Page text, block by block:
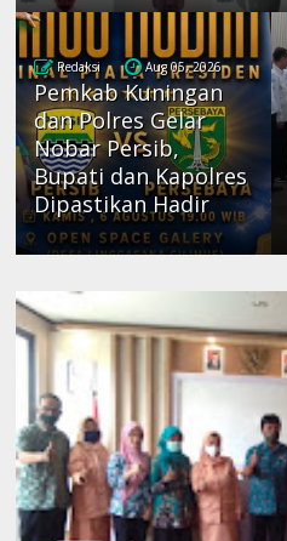
Redaksi Aug 05, 2026
Pemkab Kuningan
dan Polres Gelar
Nobar Persib,
Bupati dan Kapolres
Dipastikan Hadir